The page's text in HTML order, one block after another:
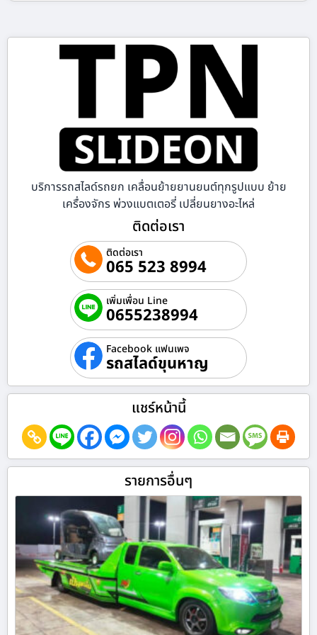
บริการรถสไลด์รถยก เคลื่อนย้ายยานยนต์ทุกรูปแบบ ย้าย
เครื่องจักร พ่วงแบตเตอรี่ เปลี่ยนยางอะไหล่
ติดต่อเรา
ติดต่อเรา
065 523 8994
เพิ่มเพื่อน Line
0655238994
Facebook แฟนเพจ
รถสไลด์ขุนหาญ
แชร์หน้านี้
รายการอื่นๆ